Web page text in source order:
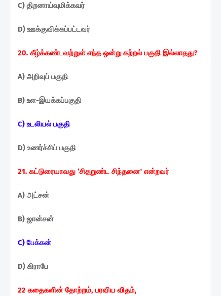
C) திறனாய்வுமிக்கவர்
D) ஊக்குவிக்கப்பட்டவர்
20. கீழ்க்கண்டவற்றுள் எந்த ஒன்று கற்றல் பகுதி இல்லாதது?
A) அறிவுப் பகுதி
B) உள-இயக்கப்பகுதி
C) உடலியல் பகுதி
D) உணர்ச்சிப் பகுதி
21. கட்டுரையாவது ‘சிதறுண்ட சிந்தனை' என்றவர்
A) அட்சன்
B) ஜான்சன்
C) பேக்கன்
D) கிராபே
22 கதைகளின் தோற்றம், பரவிய விதம்,